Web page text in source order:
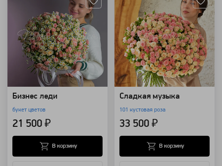
Бизнес леди
букет цветов
21 500 ₽
В корзину
Сладкая музыка
101 кустовая роза
33 500 ₽
В корзину